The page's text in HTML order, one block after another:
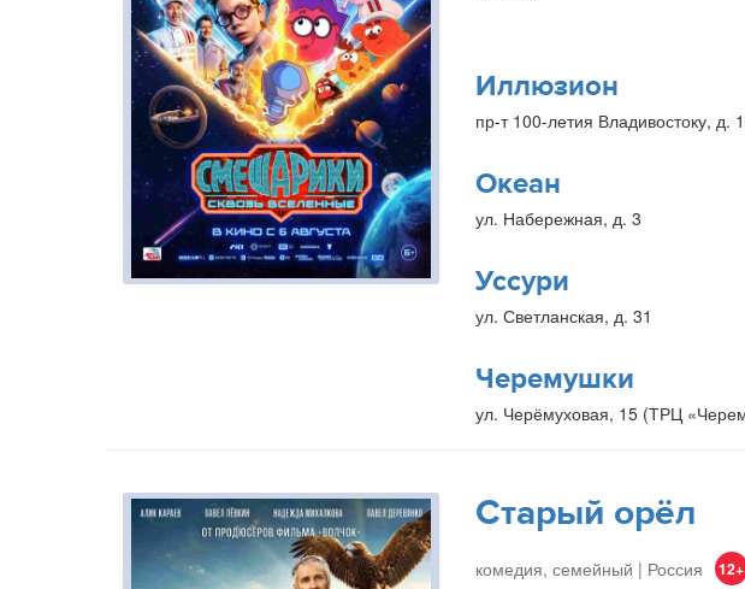
Иллюзион
пр-т 100-летия Владивостоку, д.
Океан
ул. Набережная, д. 3
Уссури
ул. Светланская, д. 31
Черемушки
ул. Черёмуховая, 15 (ТРЦ
Старый орёл
комедия, семейный | Россия 12+